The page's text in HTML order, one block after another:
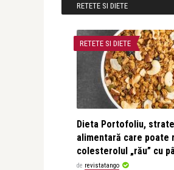
RETETE SI DIETE
RETETE SI DIETE
Dieta Portofoliu,
alimentară care poate
colesterolul „rău” cu
de revistatango